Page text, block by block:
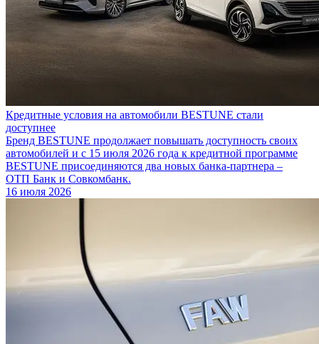
Кредитные условия на автомобили BESTUNE стали
доступнее
Бренд BESTUNE продолжает повышать доступность своих
автомобилей и с 15 июля 2026 года к кредитной программе
BESTUNE присоединяются два новых банка-партнера –
ОТП Банк и Совкомбанк.
16 июля 2026